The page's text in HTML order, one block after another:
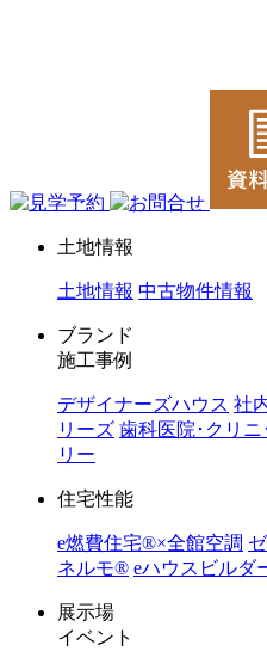
土地情報
土地情報 中古物件情報
ブランド
施工事例
デザイナーズハウス 社
リーズ 歯科医院･クリ
リー
住宅性能
e燃費住宅®︎×全館空調
ネルモ®︎ eハウスビルダ
展示場
イベント